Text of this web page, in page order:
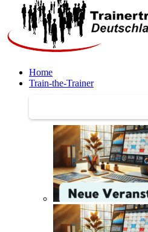
Home
Train-the-Trainer